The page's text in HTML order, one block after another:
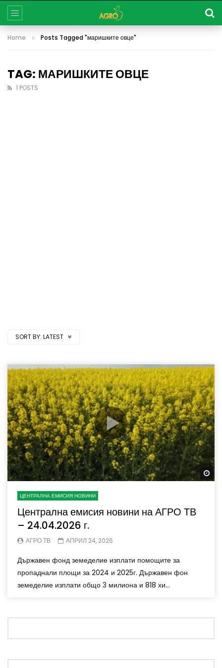
Home Posts Tagged "маришките овце"
TAG: МАРИШКИТЕ ОВЦЕ
1 POSTS
SORT BY: LATEST
ЦЕНТРАЛНА ЕМИСИЯ НОВИНИ
Централна емисия новини на АГРО ТВ
– 24.04.2026 г.
АГРО ТВ АПРИЛ 24, 2026
Държавен фонд земеделие изплати помощите за
пропаднали площи за 2024 и 2025г. Държавен фон
земеделие изплати общо 3 милиона и 818 хи...